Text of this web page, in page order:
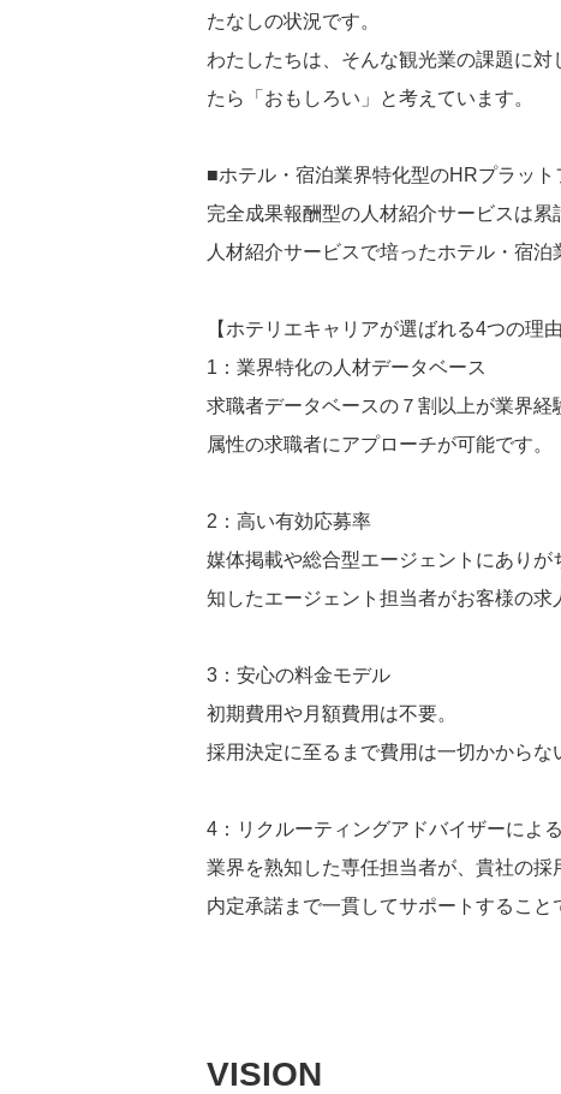
たなしの状況です。
わたしたちは、そんな観光業の課題に対
たら「おもしろい」と考えています。
■ホテル・宿泊業界特化型のHRプラット
完全成果報酬型の人材紹介サービスは累
人材紹介サービスで培ったホテル・宿
【ホテリエキャリアが選ばれる4つの理由
1：業界特化の人材データベース
求職者データベースの７割以上が業界
属性の求職者にアプローチが可能です。
2：高い有効応募率
媒体掲載や総合型エージェントにあり
知したエージェント担当者がお客様の求
3：安心の料金モデル
初期費用や月額費用は不要。
採用決定に至るまで費用は一切かからな
4：リクルーティングアドバイザーによ
業界を熟知した専任担当者が、貴社の
内定承諾まで一貫してサポートすること
VISION